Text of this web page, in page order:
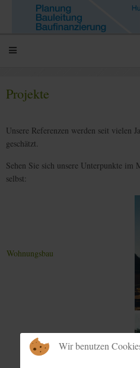
Projekte
Unsere Referenzen werden seit vielen
geschätzt.
Sehen Sie sich unsere Unterpunkte im
selbst:
Wohnungsbau
Wir benutzen